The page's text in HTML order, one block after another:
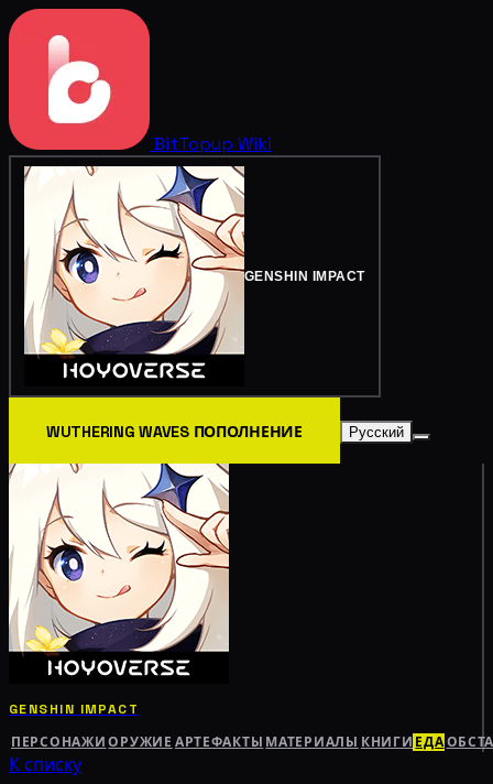
BitTopup Wiki
GENSHIN IMPACT
WUTHERING WAVES ПОПОЛНЕНИЕ Русский
GENSHIN IMPACT
ПЕРСОНАЖИ ОРУЖИЕ АРТЕФАКТЫ МАТЕРИАЛЫ КНИГИ ЕДА
К списку